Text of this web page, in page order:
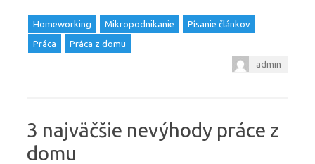
Homeworking Mikropodnikanie
Písanie článkov
Práca
Práca z domu
admin
3 najväčšie nevýhody práce z
domu